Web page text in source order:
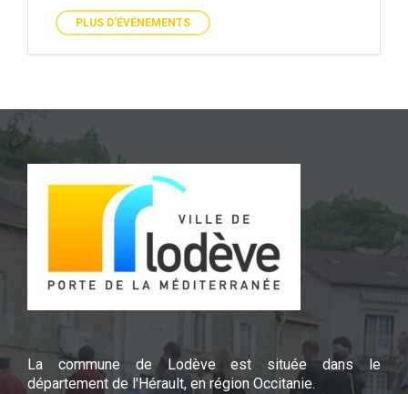
PLUS D'ÉVÉNEMENTS
La commune de Lodève est située dans le
département de l'Hérault, en région Occitanie.